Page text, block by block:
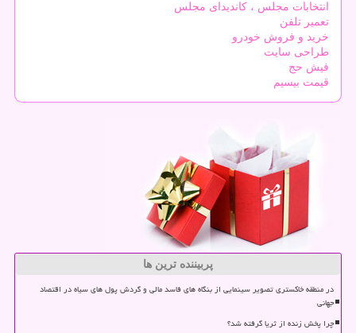
انتخابات مجلس ، کاندیدای مجلس
تعمیر تلفن
خرید و فروش خودرو
طراحی سایت
فیش حج
قیمت بیسیم
پربیننده ترین ها
در منطقه خاکستری تصویر سینمایی از بنگاه های فاسد مالی و گردش پول های سیاه در اقتصاد
جهانی
چرا پخش زنده از ثریا گرفته شد؟